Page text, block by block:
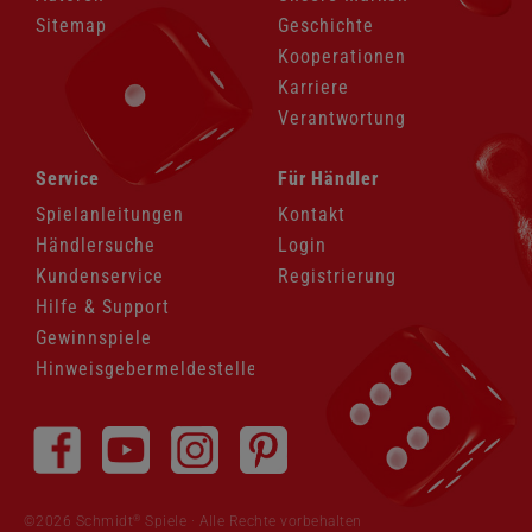
Sitemap
Geschichte
Kooperationen
Karriere
Verantwortung
Navigation
überspringen
Service
Spielanleitungen
Händlersuche
Kundenservice
Hilfe & Support
Gewinnspiele
Hinweisgebermeldestelle
Navigation
überspringen
Für Händler
Kontakt
Login
Registrierung
überspringen
©2026 Schmidt ® Spiele · Alle Rechte vorbehalten